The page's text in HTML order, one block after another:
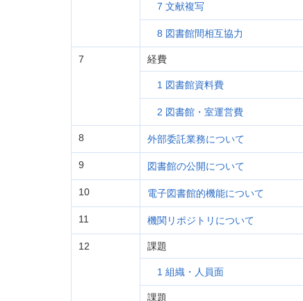
7 文献複写
8 図書館間相互協力
7 経費
1 図書館資料費
2 図書館・室運営費
8 外部委託業務について
9 図書館の公開について
10 電子図書館的機能について
11 機関リポジトリについて
12 課題
1 組織・人員面
課題